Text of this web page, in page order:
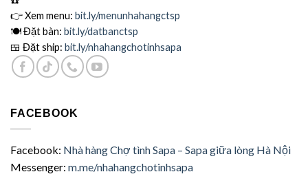
👉 Xem menu: bit.ly/menunhahangctsp
🍽Đặt bàn: bit.ly/datbanctsp
🍱 Đặt ship: bit.ly/nhahangchotinhsapa
FACEBOOK
Facebook: Nhà hàng Chợ tình Sapa – Sapa giữa lòng Hà Nội
Messenger: m.me/nhahangchotinhsapa